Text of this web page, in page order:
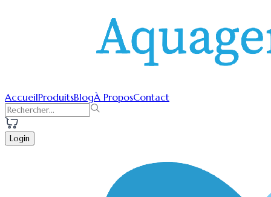
AccueilProduitsBlogÀ ProposContact
Login